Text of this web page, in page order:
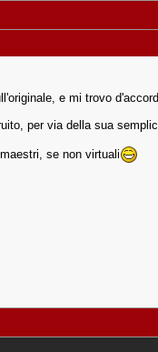
e mi trovo
per via della sua
se non virtuali